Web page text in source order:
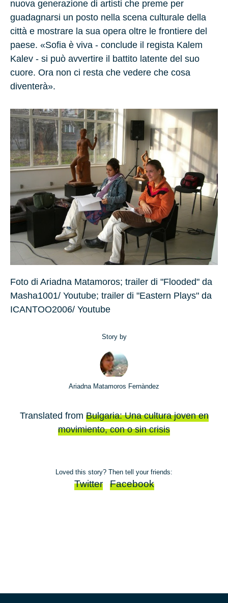
nuova generazione di artisti che preme per
guadagnarsi un posto nella scena culturale della
città e mostrare la sua opera oltre le frontiere del
paese. «Sofia è viva - conclude il regista Kalem
Kalev - si può avvertire il battito latente del suo
cuore. Ora non ci resta che vedere che cosa
diventerà».
Foto di Ariadna Matamoros; trailer di "Flooded" da
Masha1001/ Youtube; trailer di "Eastern Plays" da
ICANTOO2006/ Youtube
Story by
Ariadna Matamoros Fernàndez
Translated from Bulgaria: Una cultura joven en
movimiento, con o sin crisis
Loved this story? Then tell your friends:
Twitter Facebook